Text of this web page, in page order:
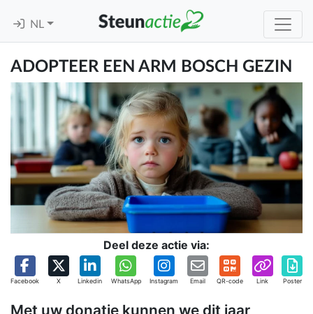
NL
ADOPTEER EEN ARM BOSCH GEZIN
Deel deze actie via:
Facebook X Linkedin WhatsApp Instagram Email QR-code Link Poster
Met uw donatie kunnen we dit jaar